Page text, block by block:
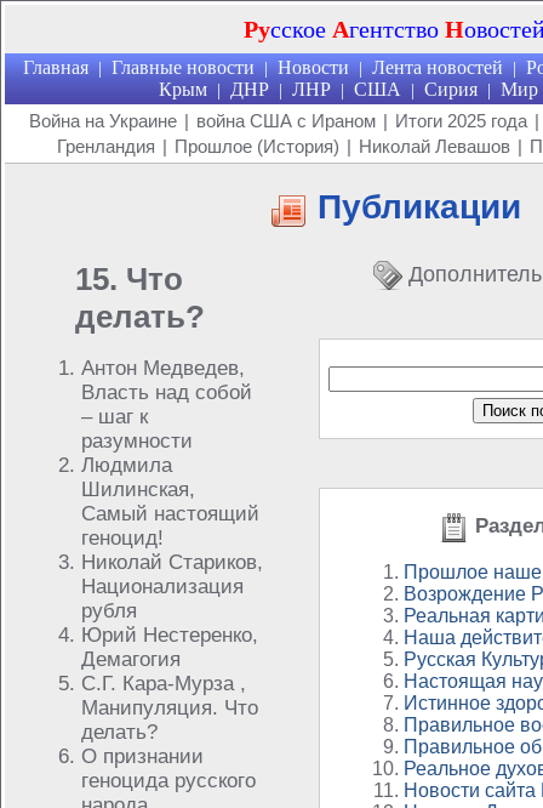
Русское Агентство Н
Главная | Главные новости | Новости | Лента новостей |
Крым | ДНР | ЛНР | США | Сирия | Мир
Война на Украине | война США с Ираном | Итоги 2025 года |
Гренландия | Прошлое (История) | Николай Левашов |
Публикации
15. Что
делать?
Антон Медведев,
Власть над собой
– шаг к
разумности
Людмила
Шилинская,
Самый настоящий
геноцид!
Николай Стариков,
Национализация
рубля
Юрий Нестеренко,
Демагогия
С.Г. Кара-Мурза ,
Манипуляция. Что
делать?
О признании
геноцида русского
Прошлое
Возрождение
Реальная
Наша
Русская
Настоящая
Истинное
Правильное
Правильное
Реальное
Новости